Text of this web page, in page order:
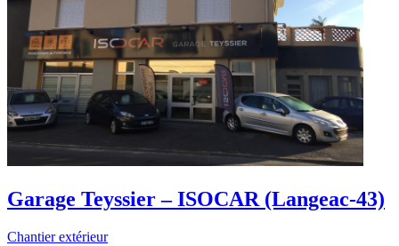
Garage Teyssier – ISOCAR (Langeac-43)
Chantier extérieur